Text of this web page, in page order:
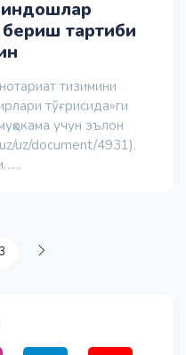
тартиби
тизимини
тўғрисида»ги
учун эълон
uz/document/4931).